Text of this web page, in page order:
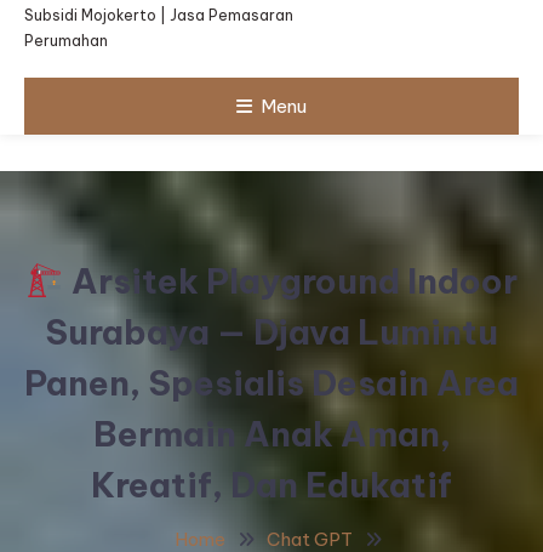
Subsidi Mojokerto | Jasa Pemasaran
Perumahan
Menu
Arsitek Playground Indoor
Surabaya — Djava Lumintu
Panen, Spesialis Desain Area
Bermain Anak Aman,
Kreatif, Dan Edukatif
Home
Chat GPT